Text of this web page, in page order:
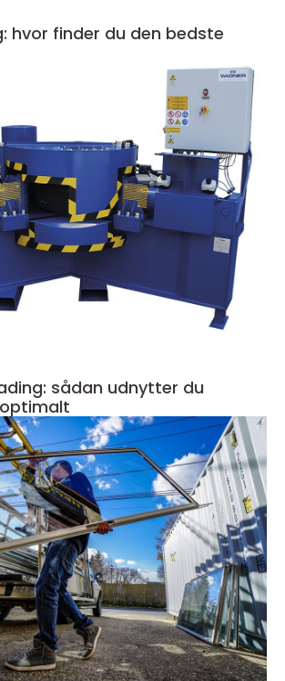
hvor finder du den bedste
sådan udnytter du